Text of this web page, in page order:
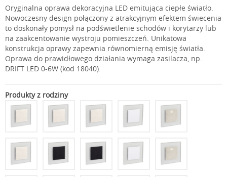
Oryginalna oprawa dekoracyjna LED emitująca ciepłe światło.
Nowoczesny design połączony z atrakcyjnym efektem świecenia
to doskonały pomysł na podświetlenie schodów i korytarzy lub
na zaakcentowanie wystroju pomieszczeń. Unikatowa
konstrukcja oprawy zapewnia równomierną emisję światła.
Oprawa do prawidłowego działania wymaga zasilacza, np.
DRIFT LED 0-6W (kod 18040).
Produkty z rodziny